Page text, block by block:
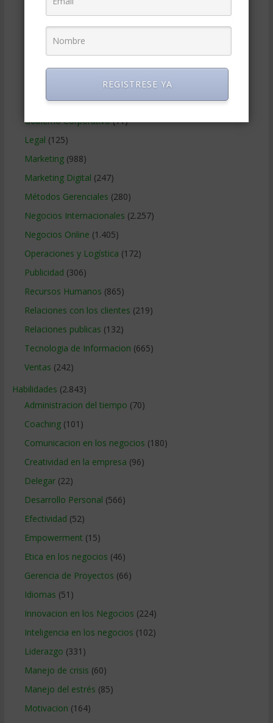
Ciencias Económicas
Contabilidad(466)
Educacion Gerencial
Finanzas Corporativas(748)
Gerencia social y ambiental(223)
Gobierno Corporativo(11)
Legal (125)
Marketing(988)
Marketing Digital (247)
Métodos Gerenciales (280)
Negocios Internacionales (2.257)
Negocios Online (1.405)
Operaciones y Logística (172)
Publicidad (306)
Recursos Humanos (865)
Relaciones con los clientes (219)
Relaciones publicas (132)
Tecnologia de Informacion (665)
Ventas (242)
Habilidades (2.843)
Administracion del tiempo (70)
Coaching(101)
Comunicacion en los negocios (180)
Creatividad en la empresa (96)
Delegar(22)
Desarrollo Personal (566)
Efectividad (52)
Empowerment (15)
Etica en los negocios (46)
Gerencia de Proyectos (66)
Idiomas (51)
Innovacion en los Negocios (224)
Inteligencia en los negocios (102)
Liderazgo (331)
Manejo de crisis (60)
Manejo del estrés (85)
Motivacion (164)
REGISTRESE YA